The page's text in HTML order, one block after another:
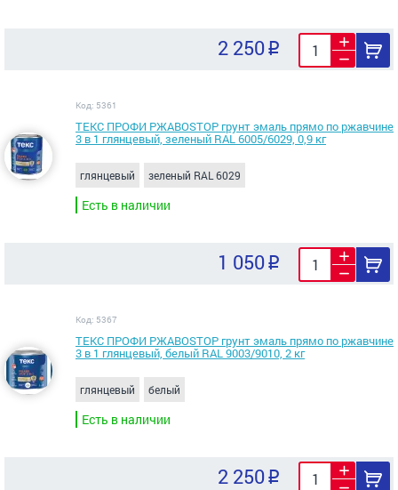
2 250
Код: 5361
ТЕКС ПРОФИ РЖАВОSTOP грунт эмаль прямо по ржавчине
3 в 1 глянцевый, зеленый RAL 6005/6029, 0,9 кг
глянцевый зеленый RAL 6029
Есть в наличии
1 050
Код: 5367
ТЕКС ПРОФИ РЖАВОSTOP грунт эмаль прямо по ржавчине
3 в 1 глянцевый, белый RAL 9003/9010, 2 кг
глянцевый белый
Есть в наличии
2 250